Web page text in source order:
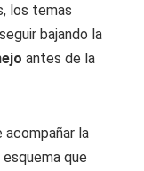
los temas
bajando la
antes de la
acompañar la
que